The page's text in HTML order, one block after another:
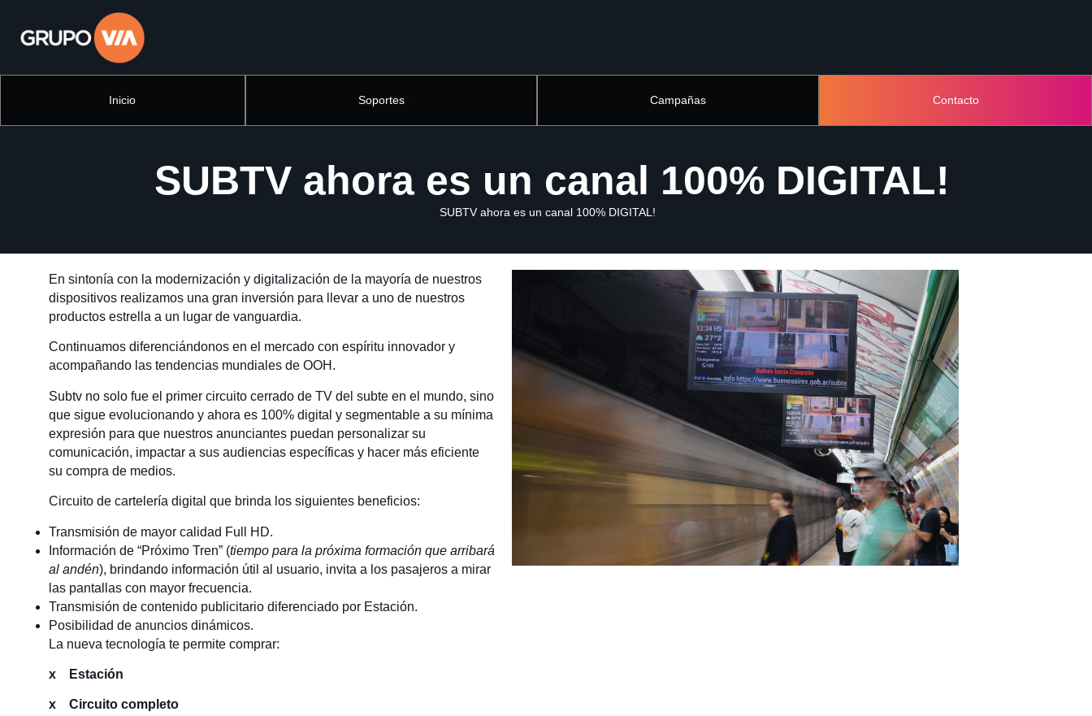
Inicio Soportes Campañas Contacto
SUBTV ahora es un canal 100% DIGITAL!
SUBTV ahora es un canal 100% DIGITAL!
En sintonía con la modernización y digitalización de la mayoría de nuestros
dispositivos realizamos una gran inversión para llevar a uno de nuestros
productos estrella a un lugar de vanguardia.
Continuamos diferenciándonos en el mercado con espíritu innovador y
acompañando las tendencias mundiales de OOH.
Subtv no solo fue el primer circuito cerrado de TV del subte en el mundo, sino
que sigue evolucionando y ahora es 100% digital y segmentable a su mínima
expresión para que nuestros anunciantes puedan personalizar su
comunicación, impactar a sus audiencias específicas y hacer más eficiente
su compra de medios.
Circuito de cartelería digital que brinda los siguientes beneficios:
Transmisión de mayor calidad Full HD.
Información de “Próximo Tren” (tiempo para la próxima formación que arribará
al andén), brindando información útil al usuario, invita a los pasajeros a mirar
las pantallas con mayor frecuencia.
Transmisión de contenido publicitario diferenciado por Estación.
Posibilidad de anuncios dinámicos.
La nueva tecnología te permite comprar:
x Estación
x Circuito completo